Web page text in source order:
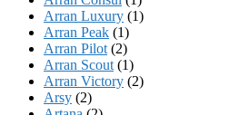
Arran Luxury (1)
Arran Peak (1)
Arran Pilot (2)
Arran Scout (1)
Arran Victory (2)
Arsy (2)